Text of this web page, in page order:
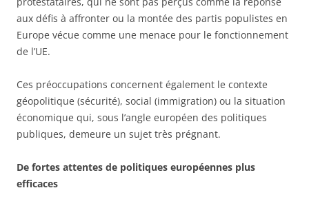
aux défis à affronter ou la montée des partis populistes en
Europe vécue comme une menace pour le fonctionnement
de l’UE.
Ces préoccupations concernent également le contexte
géopolitique (sécurité), social (immigration) ou la situation
économique qui, sous l’angle européen des politiques
publiques, demeure un sujet très prégnant.
De fortes attentes de politiques européennes plus
efficaces